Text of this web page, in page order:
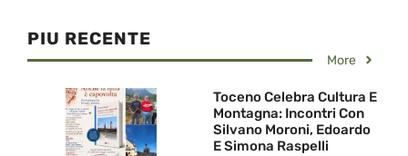
PIU RECENTE
More
Toceno Celebra Cultura E
Montagna: Incontri Con
Silvano Moroni, Edoardo
E Simona Raspelli